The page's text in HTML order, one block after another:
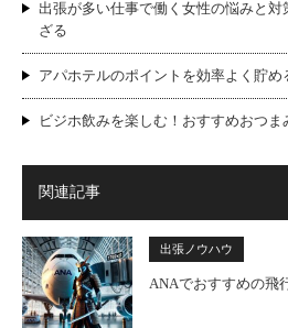
出張が多い仕事で働く女性の悩みと
ざる
アパホテルのポイントを効率よく貯め
ビジホ飲みを楽しむ！おすすめおつま
関連記事
出張ノウハウ
ANAでおすすめの飛